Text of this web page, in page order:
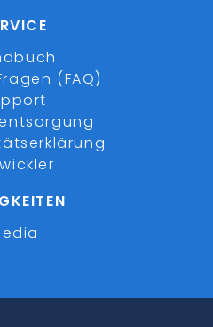
(FAQ)